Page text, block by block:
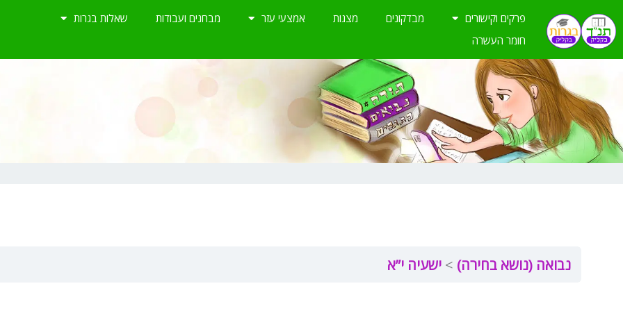
לתוכן
פרקים וקישורים מבדקונים מצגות אמצעי עזר מבחנים ועבודות
שאלות בגרות
חומר העשרה
נבואה (נושא בחירה) ישעיה י”א